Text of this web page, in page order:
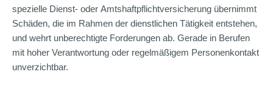
spezielle Dienst- oder Amtshaftpflichtversicherung übernimmt
Schäden, die im Rahmen der dienstlichen Tätigkeit entstehen,
und wehrt unberechtigte Forderungen ab. Gerade in Berufen
mit hoher Verantwortung oder regelmäßigem Personenkontakt
unverzichtbar.